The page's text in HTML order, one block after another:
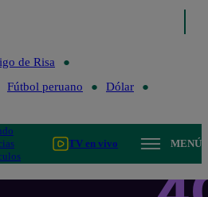
de Risa
Fútbol peruano
Dólar
TV en vivo MENÚ